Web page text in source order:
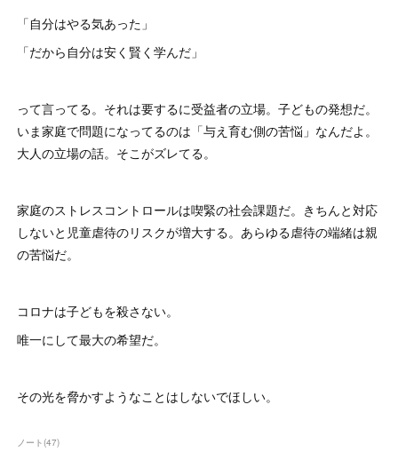
「自分はやる気あった」
「だから自分は安く賢く学んだ」
って言ってる。それは要するに受益者の立場。子どもの発想だ。
いま家庭で問題になってるのは「与え育む側の苦悩」なんだよ。
大人の立場の話。そこがズレてる。
家庭のストレスコントロールは喫緊の社会課題だ。きちんと対応
しないと児童虐待のリスクが増大する。あらゆる虐待の端緒は親
の苦悩だ。
コロナは子どもを殺さない。
唯一にして最大の希望だ。
その光を脅かすようなことはしないでほしい。
ノート(47)